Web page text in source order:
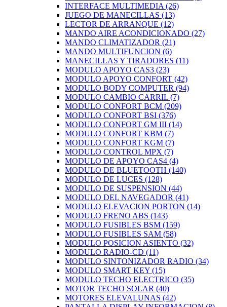
INTERFACE MULTIMEDIA (26)
JUEGO DE MANECILLAS (13)
LECTOR DE ARRANQUE (12)
MANDO AIRE ACONDICIONADO (27)
MANDO CLIMATIZADOR (21)
MANDO MULTIFUNCION (6)
MANECILLAS Y TIRADORES (11)
MODULO APOYO CAS3 (23)
MODULO APOYO CONFORT (42)
MODULO BODY COMPUTER (94)
MODULO CAMBIO CARRIL (7)
MODULO CONFORT BCM (209)
MODULO CONFORT BSI (376)
MODULO CONFORT GM III (14)
MODULO CONFORT KBM (7)
MODULO CONFORT KGM (7)
MODULO CONTROL MPX (7)
MODULO DE APOYO CAS4 (4)
MODULO DE BLUETOOTH (140)
MODULO DE LUCES (128)
MODULO DE SUSPENSION (44)
MODULO DEL NAVEGADOR (41)
MODULO ELEVACION PORTON (14)
MODULO FRENO ABS (143)
MODULO FUSIBLES BSM (159)
MODULO FUSIBLES SAM (58)
MODULO POSICION ASIENTO (32)
MODULO RADIO-CD (11)
MODULO SINTONIZADOR RADIO (34)
MODULO SMART KEY (15)
MODULO TECHO ELECTRICO (35)
MOTOR TECHO SOLAR (40)
MOTORES ELEVALUNAS (42)